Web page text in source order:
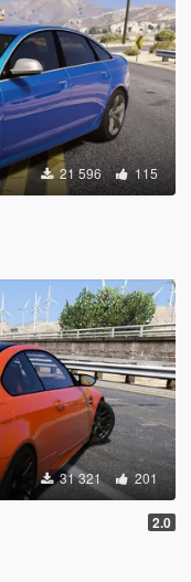
21 596 115
31 321 201
2.0